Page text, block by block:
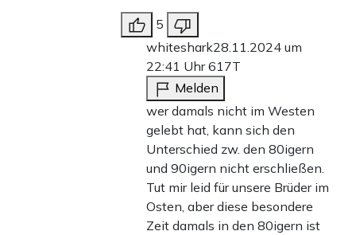
5
whiteshark28.11.2024 um
22:41 Uhr617T
Melden
wer damals nicht im Westen
gelebt hat, kann sich den
Unterschied zw. den 80igern
und 90igern nicht erschließen.
Tut mir leid für unsere Brüder im
Osten, aber diese besondere
Zeit damals in den 80igern ist